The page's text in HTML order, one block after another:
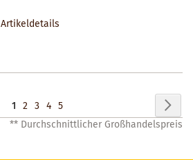
Artikeldetails
Seite
Sie
lesen
1 Seite
2 Seite
3 Seite
4 Seite
5
** Durchschnittlicher Großhandelspreis